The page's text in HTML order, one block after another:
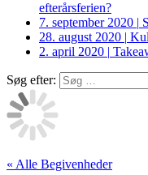
efterårsferien?
7. september 2020 |
28. august 2020 |
2. april 2020 |
Søg efter:
« Alle Begivenheder